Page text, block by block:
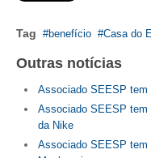
PISO SALARIAL
FIQUE POR DENTRO
Tag benefício Casa do
Outras notícias
Associado SEESP tem
Associado SEESP tem
da Nike
Associado SEESP tem